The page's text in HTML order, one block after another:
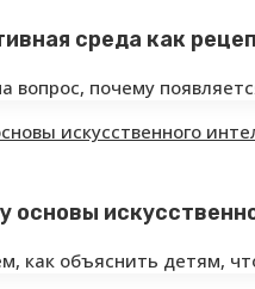
среда как
вопрос, почему
основы
как объяснить детям,